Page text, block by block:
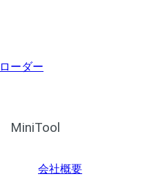
ーダー
MiniTool
会社概要